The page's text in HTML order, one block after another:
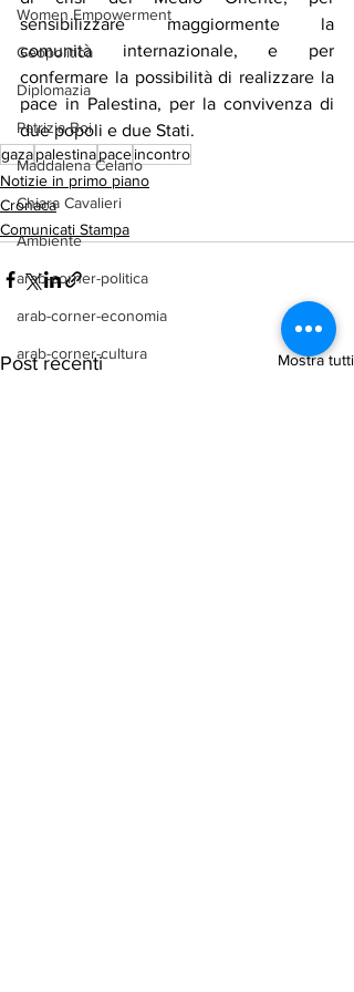
Women Empowerment
Geopolitica
Diplomazia
Patrizia Boi
Maddalena Celano
Chiara Cavalieri
Ambiente
arab-corner-politica
arab-corner-economia
arab-corner-cultura
sensibilizzare maggiormente la
comunità internazionale, e per
confermare la possibilità di realizzare la
pace in Palestina, per la convivenza di
due popoli e due Stati.
gazapalestinapaceincontro
Notizie in primo piano
Cronaca
Comunicati Stampa
Post recenti Mostra tutti